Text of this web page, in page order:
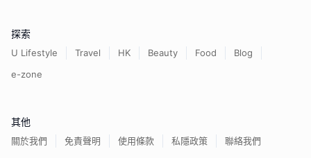
探索
U Lifestyle Travel HK Beauty Food
Blog
e-zone
其他
關於我們 免責聲明 使用條款 私隱政策 聯絡我們